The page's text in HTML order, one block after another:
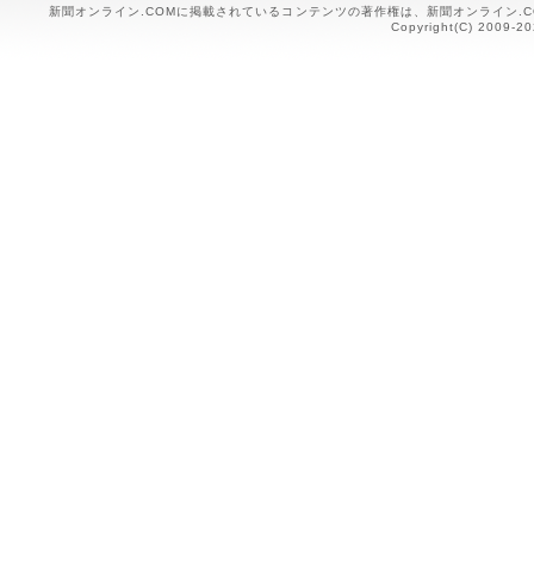
新聞オンライン.COMに掲載されているコンテンツの著作権は、新聞オンライン
Copyright(C) 2009-